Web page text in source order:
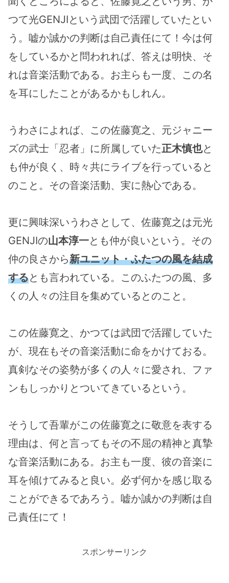
つて光GENJIという武団で活躍していたとい
う。嘘か誠かの判断は自己責任にて！今は何
をしているかと問われれば、答えは明快、そ
れは音楽活動である。お主らも一度、この名
を耳にしたことがあるかもしれん。
うわさによれば、この佐藤寛之、元ジャニー
ズの武士「忍者」に所属していた正木慎也と
も仲が良く、時々共にライブを行っていると
のこと。その音楽活動、実に熱心である。
更に興味深いうわさとして、佐藤寛之は元光
GENJIの山本淳一とも仲が良いという。その
仲の良さから新ユニット・ふたつの風を結成
するとも言われている。このふたつの風、多
くの人々の注目を集めているとのこと。
この佐藤寛之、かつては武団で活躍していた
が、現在もその音楽活動に命をかけておる。
真剣なその姿勢が多くの人々に愛され、ファ
ンもしっかりとついてきているという。
そうして吾輩がこの佐藤寛之に敬意を表する
理由は、何と言ってもその不屈の精神と真摯
な音楽活動にある。お主も一度、彼の音楽に
耳を傾けてみると良い。必ず何かを感じ取る
ことができるであろう。嘘か誠かの判断は自
己責任にて！
スポンサーリンク